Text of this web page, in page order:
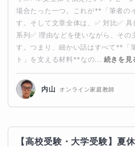
場合たった一つ。これが**「筆者の
す。そして文章全体は、✅ 対比✅
系列✅ 理由などを使いながら、その
す。つまり、細かい話はすべて**「
ト」を支える材料**なの... 続きを見
内山 オンライン家庭教師
【高校受験・大学受験】夏